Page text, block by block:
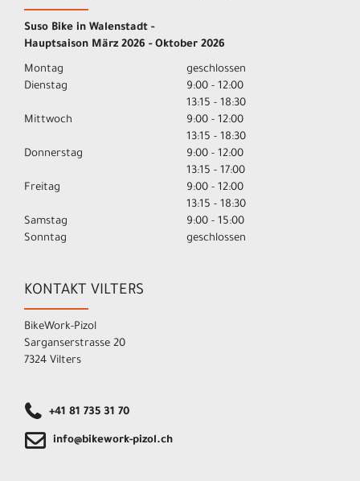
Suso Bike in Walenstadt -
Hauptsaison März 2026 - Oktober 2026
Montag
geschlossen
Dienstag
9:00 - 12:00
13:15 - 18:30
Mittwoch
9:00 - 12:00
13:15 - 18:30
Donnerstag
9:00 - 12:00
13:15 - 17:00
Freitag
9:00 - 12:00
13:15 - 18:30
Samstag
9:00 - 15:00
Sonntag
geschlossen
KONTAKT VILTERS
BikeWork-Pizol
Sarganserstrasse 20
7324 Vilters
+41 81 735 31 70
info@bikework-pizol.ch